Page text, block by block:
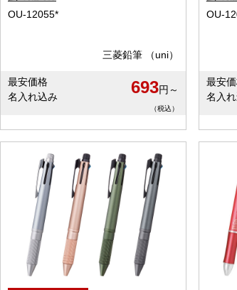
OU-12055*
三菱鉛筆 （uni）
最安価格
名入れ込み
693円～
（税込）
OU-
最安
名入